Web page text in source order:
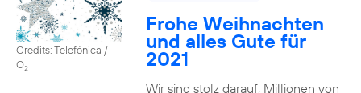
Credits: Telefónica /
O2
Frohe Weihnachten
und alles Gute für
2021
Wir sind stolz darauf, Millionen von